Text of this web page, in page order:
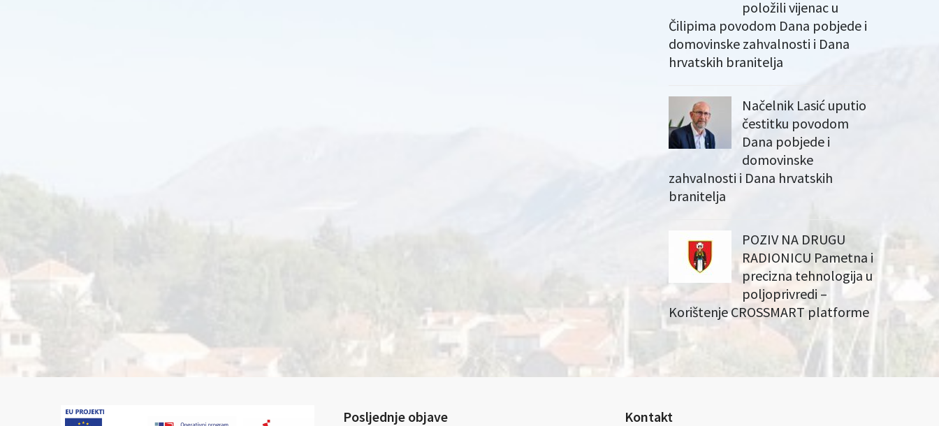
položili vijenac u
Čilipima povodom Dana pobjede i
domovinske zahvalnosti i Dana
hrvatskih branitelja
Načelnik Lasić uputio
čestitku povodom
Dana pobjede i
domovinske
zahvalnosti i Dana hrvatskih
branitelja
POZIV NA DRUGU
RADIONICU Pametna i
precizna tehnologija u
poljoprivredi –
Korištenje CROSSMART platforme
Posljednje objave Kontakt